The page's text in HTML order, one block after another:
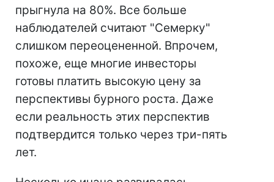
прыгнула на 80%. Все больше
наблюдателей считают "Семерку"
слишком переоцененной. Впрочем,
похоже, еще многие инвесторы
готовы платить высокую цену за
перспективы бурного роста. Даже
если реальность этих перспектив
подтвердится только через три-пять
лет.